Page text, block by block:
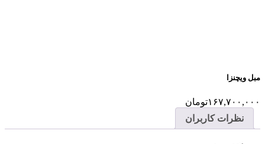
مبل ویچنزا
۱۶۷,۷۰۰,۰۰۰تومان
نظرات کاربران